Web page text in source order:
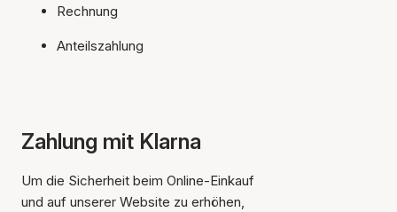
Rechnung
Anteilszahlung
Zahlung mit Klarna
Um die Sicherheit beim Online-Einkauf
und auf unserer Website zu erhöhen,